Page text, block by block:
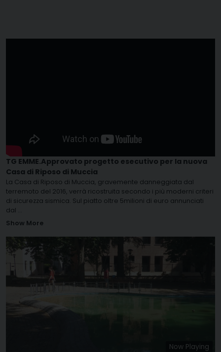
TG EMME.Approvato progetto esecutivo per la nuova
Casa di Riposo di Muccia
La Casa di Riposo di Muccia, gravemente danneggiata dal
terremoto del 2016, verrà ricostruita secondo i più moderni criteri
di sicurezza sismica. Sul piatto oltre 5milioni di euro annunciati
dal ...
Show More
Now Playing